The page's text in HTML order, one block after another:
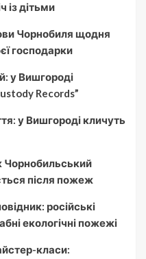
із дітьми
Чорнобиля щодня
господарки
у Вишгороді
Records”
у Вишгороді кличуть
Чорнобильський
після пожеж
російські
екологічні пожежі
класи: